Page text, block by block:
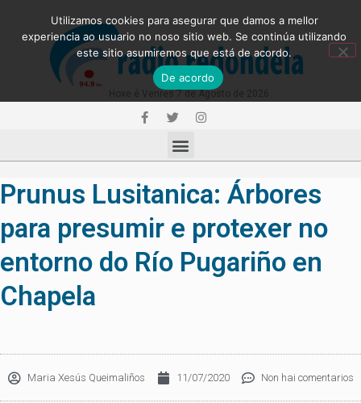
Prunus Lusitanica: Árbores
para presumir e protexer no
entorno do Río Pugariño en
Chapela
Maria Xesús Queimaliños 11/07/2020 Non hai comentarios
Utilizamos cookies para asegurar que damos a mellor
experiencia ao usuario no noso sitio web. Se continúa utilizando
este sitio asumiremos que está de acordo.
De acordo